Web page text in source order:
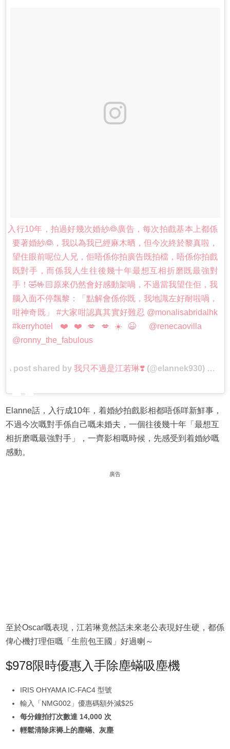
入行10年，拍過好幾次婚紗👰廣告，每次拍戲基本上都係
要著婚紗👰，我以為我已經麻木晒，但今次終於黎真啦，
望住眼前呢位人兄，佢唔係你拍廣告既拍檔，唔係你拍戲
既對手，而係我人生往後幾十年最想互相折磨既最強對
手！🤣🤟🏻原來仍然會好感動架喎，不過當我望住佢，我
腦入面不停飄黎：「點解會係你既，我地識左好耐啦喎，
咁神奇既」 #大家咁認真其實好難忍 @monalisabridalhk
#kerryhotel ❤️❤️💋💋☀️😆 @renecaovilla
@ronny_the_fabulous
A post shared by我只不過是江若琳❣️ (@elannek930) on
Elanne話，入行成10年，着婚紗拍戲影相都唔係咩新鮮事，
不過今次嘅對手係自己嘅未婚夫，一個往後幾十年「最想互
相折磨嘅最強對手」，一齊影相嘅時候，先感受到着婚紗嘅
感動。
廣告
至於Oscar嘅表現，江若琳竟然話未來老公表現好生硬，都係
俾心機打理佢嘅「生煎包王國」好過喇～
$978限時優惠入手除塵蟎吸塵機
IRIS OHYAMA IC-FAC4 型號
輸入「NMG002」優惠碼額外減$25
每分鐘拍打次數達 14,000 次
輕鬆清除床褥上的塵蟎、灰塵